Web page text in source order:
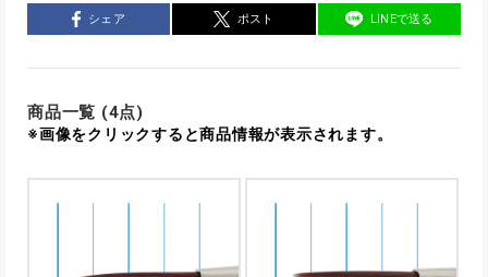
シェア ポスト LINEで送る
商品一覧 (4点)
※画像をクリックすると商品情報が表示されます。